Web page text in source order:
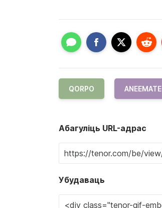
QORPO ANEEMATE
Абагуліць URL-адрас
Убудаваць